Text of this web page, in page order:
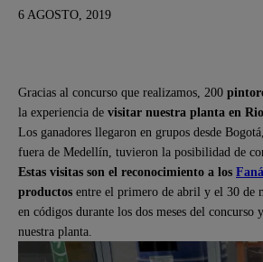
6 AGOSTO, 2019
Gracias al concurso que realizamos, 200
la experiencia de visitar nuestra planta en
Los ganadores llegaron en grupos desde
fuera de Medellín, tuvieron la posibilidad de
Estas visitas son el reconocimiento a los
productos entre el primero de abril y el 30 de
en códigos durante los dos meses del
nuestra planta.